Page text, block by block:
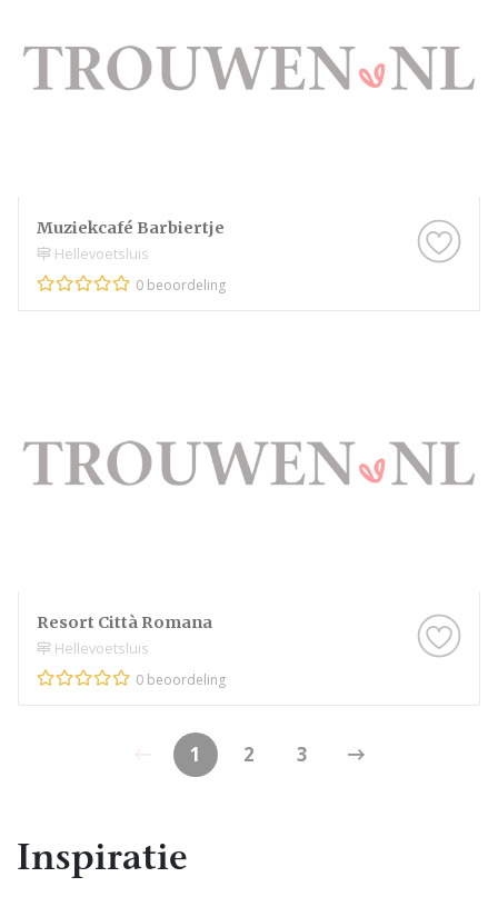
Muziekcafé Barbiertje
Hellevoetsluis
0 beoordeling
Resort Città Romana
Hellevoetsluis
0 beoordeling
1 2 3
Inspiratie